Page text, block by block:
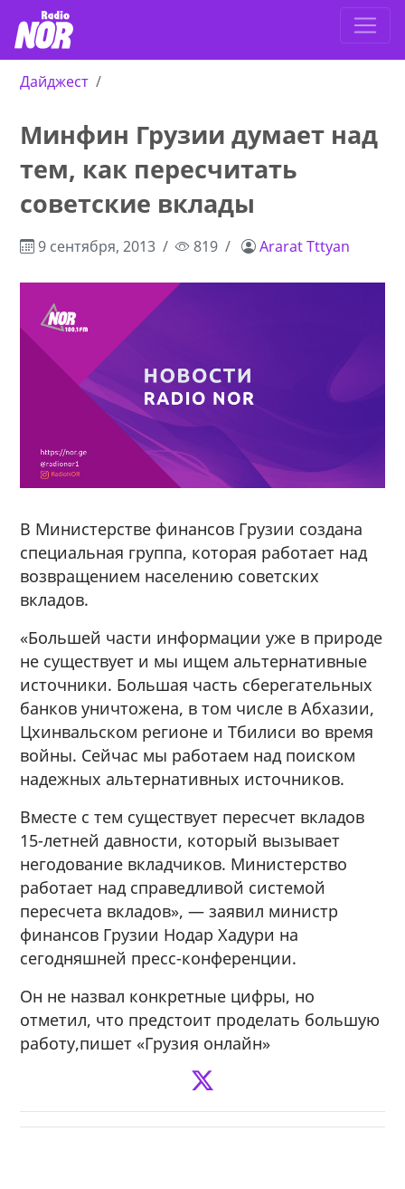
Дайджест
Минфин Грузии думает над
тем, как пересчитать
советские вклады
9 сентября, 2013 819 Ararat Tttyan
В Министерстве финансов Грузии создана
специальная группа, которая работает над
возвращением населению советских
вкладов.
«Большей части информации уже в природе
не существует и мы ищем альтернативные
источники. Большая часть сберегательных
банков уничтожена, в том числе в Абхазии,
Цхинвальском регионе и Тбилиси во время
войны. Сейчас мы работаем над поиском
надежных альтернативных источников.
Вместе с тем существует пересчет вкладов
15-летней давности, который вызывает
негодование вкладчиков. Министерство
работает над справедливой системой
пересчета вкладов», — заявил министр
финансов Грузии Нодар Хадури на
сегодняшней пресс-конференции.
Он не назвал конкретные цифры, но
отметил, что предстоит проделать большую
работу,пишет «Грузия онлайн»